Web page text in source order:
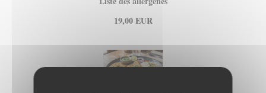
19,00 EUR